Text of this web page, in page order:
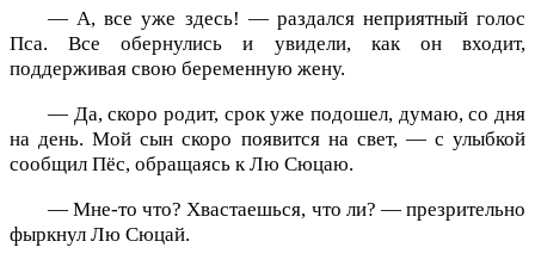
— А, все уже здесь! — раздался неприятный голос
Пса. Все обернулись и увидели, как он входит,
поддерживая свою беременную жену.
— Да, скоро родит, срок уже подошел, думаю, со дня
на день. Мой сын скоро появится на свет, — с улыбкой
сообщил Пёс, обращаясь к Лю Сюцаю.
— Мне-то что? Хвастаешься, что ли? — презрительно
фыркнул Лю Сюцай.